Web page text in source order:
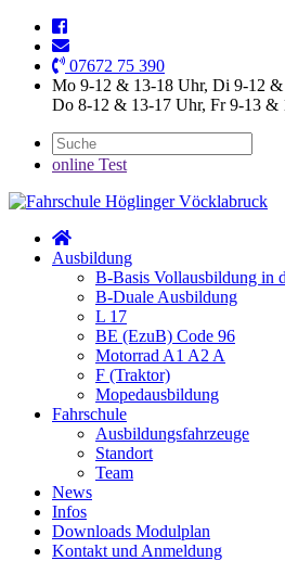
07672 75 390
Mo 9-12 & 13-18 Uhr, Di 9-12
Do 8-12 & 13-17 Uhr, Fr 9-13 &
online Test
Ausbildung
B-Basis Vollausbildung in
B-Duale Ausbildung
L 17
BE (EzuB) Code 96
Motorrad A1 A2 A
F (Traktor)
Mopedausbildung
Fahrschule
Ausbildungsfahrzeuge
Standort
Team
News
Infos
Downloads Modulplan
Kontakt und Anmeldung